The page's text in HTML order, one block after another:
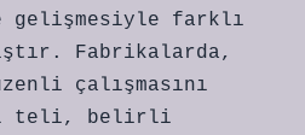
gelişmesiyle farklı
Fabrikalarda,
çalışmasını
teli, belirli